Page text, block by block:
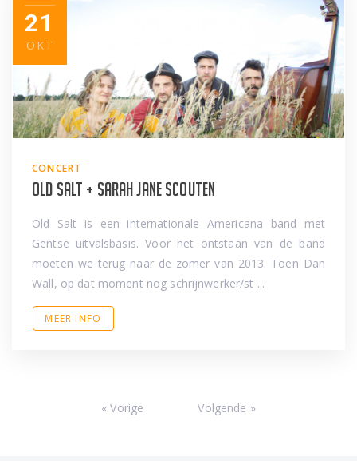
21
OKT
CONCERT
Old Salt + Sarah Jane Scouten
Old Salt is een internationale Americana band met
Gentse uitvalsbasis. Voor het ontstaan van de band
moeten we terug naar de zomer van 2013. Toen Dan
Wall, op dat moment nog schrijnwerker/st ...
MEER INFO
« Vorige Volgende »